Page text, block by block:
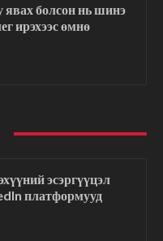
болсон нь шинэ
ирэхээс өмнө
эсэргүүцэл
платформууд